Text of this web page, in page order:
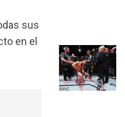
sus
en el